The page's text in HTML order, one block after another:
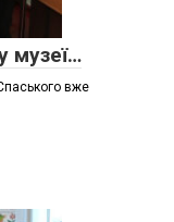
музеї…
вже